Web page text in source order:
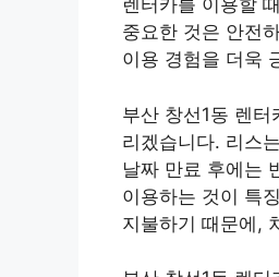
렌터카를 이용할
중요한 것은 안전
이용 경험을 더욱
부산 창선1동 렌터
리겠습니다. 리스
날짜 만료 후에는
이용하는 것이 특
지불하기 때문에,